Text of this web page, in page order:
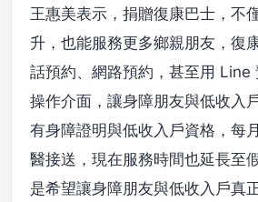
王惠美表示，捐贈復康巴士，不
升，也能服務更多鄉親朋友，復
話預約、網路預約，甚至用 Line
操作介面，讓身障朋友與低收入
有身障證明與低收入戶資格，每
醫接送，現在服務時間也延長至
是希望讓身障朋友與低收入戶真